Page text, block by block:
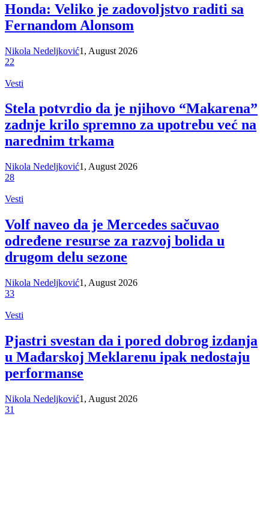
Honda: Veliko je zadovoljstvo raditi sa
Fernandom Alonsom
Nikola Nedeljković1, August 2026
22
Vesti
Stela potvrdio da je njihovo “Makarena”
zadnje krilo spremno za upotrebu već na
narednim trkama
Nikola Nedeljković1, August 2026
28
Vesti
Volf naveo da je Mercedes sačuvao
određene resurse za razvoj bolida u
drugom delu sezone
Nikola Nedeljković1, August 2026
33
Vesti
Pjastri svestan da i pored dobrog izdanja
u Mađarskoj Meklarenu ipak nedostaju
performanse
Nikola Nedeljković1, August 2026
31